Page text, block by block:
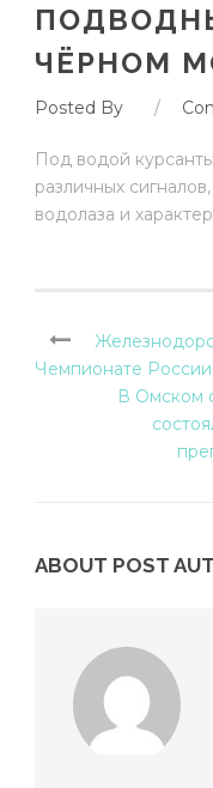
ЧЁРНОМ
Posted By /
Под водой
различных
водолаза и
Чемпионате
В Омском
ABOUT POST